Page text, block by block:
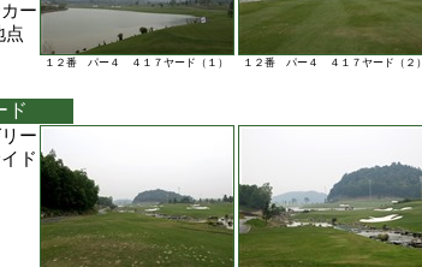
１２番 パー４ ４１７ヤード（２）
１２番 パー４ ４１７ヤード（１）
ー
点
ド
ー
ド